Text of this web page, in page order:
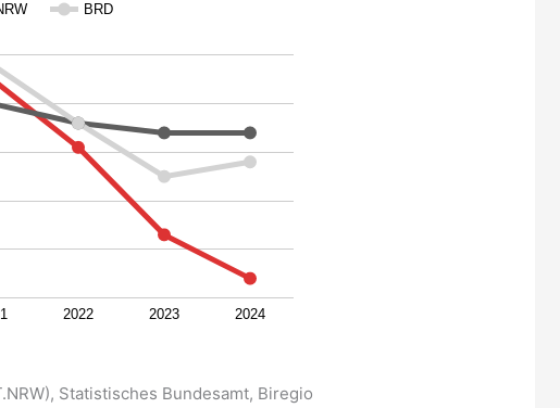
BRD
2022 2023 2024
Statistisches Bundesamt, Biregio